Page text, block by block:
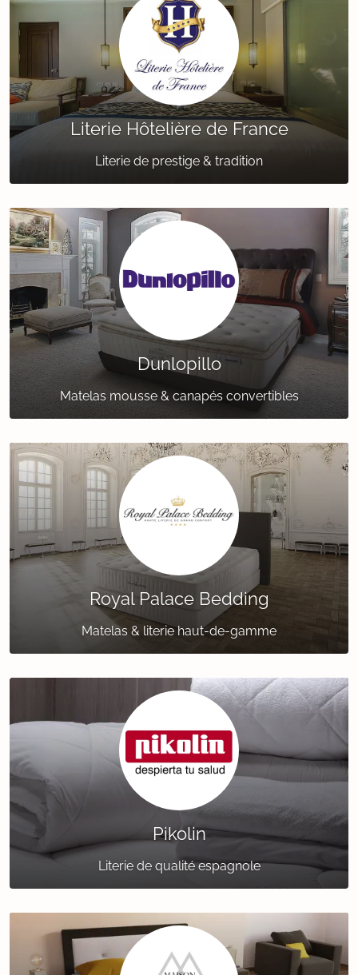
Literie Hôtelière de France
Literie de prestige & tradition
Dunlopillo
Matelas mousse & canapés convertibles
Royal Palace Bedding
Matelas & literie haut-de-gamme
Pikolin
Literie de qualité espagnole